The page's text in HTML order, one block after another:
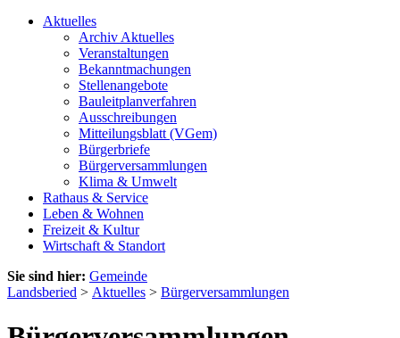
Aktuelles
Archiv Aktuelles
Veranstaltungen
Bekanntmachungen
Stellenangebote
Bauleitplanverfahren
Ausschreibungen
Mitteilungsblatt (VGem)
Bürgerbriefe
Bürgerversammlungen
Klima & Umwelt
Rathaus & Service
Leben & Wohnen
Freizeit & Kultur
Wirtschaft & Standort
Sie sind hier: Gemeinde
Landsberied > Aktuelles > Bürgerversammlungen